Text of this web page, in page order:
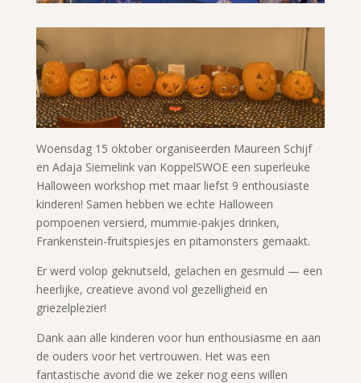
Woensdag 15 oktober organiseerden Maureen Schijf
en Adaja Siemelink van KoppelSWOE een superleuke
Halloween workshop met maar liefst 9 enthousiaste
kinderen! Samen hebben we echte Halloween
pompoenen versierd, mummie-pakjes drinken,
Frankenstein-fruitspiesjes en pitamonsters gemaakt.
Er werd volop geknutseld, gelachen en gesmuld — een
heerlijke, creatieve avond vol gezelligheid en
griezelplezier!
Dank aan alle kinderen voor hun enthousiasme en aan
de ouders voor het vertrouwen. Het was een
fantastische avond die we zeker nog eens willen